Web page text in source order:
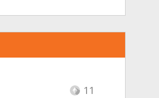
11